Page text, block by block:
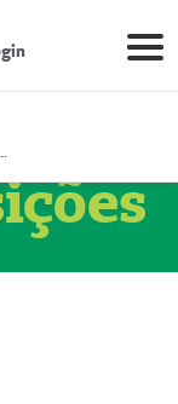
Ereli (51004354-7)